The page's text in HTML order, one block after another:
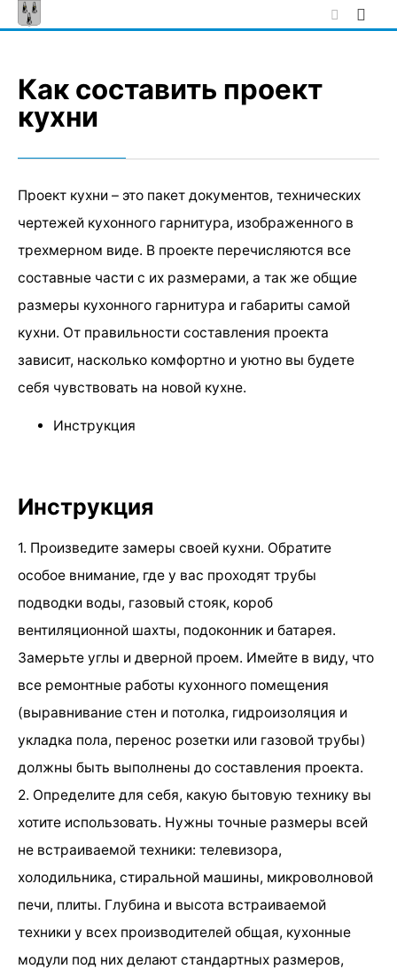
Skip
to
Как составить проект
кухни
Проект кухни – это пакет документов, технических
чертежей кухонного гарнитура, изображенного в
трехмерном виде. В проекте перечисляются все
составные части с их размерами, а так же общие
размеры кухонного гарнитура и габариты самой
кухни. От правильности составления проекта
зависит, насколько комфортно и уютно вы будете
себя чувствовать на новой кухне.
Инструкция
Инструкция
1. Произведите замеры своей кухни. Обратите
особое внимание, где у вас проходят трубы
подводки воды, газовый стояк, короб
вентиляционной шахты, подоконник и батарея.
Замерьте углы и дверной проем. Имейте в виду, что
все ремонтные работы кухонного помещения
(выравнивание стен и потолка, гидроизоляция и
укладка пола, перенос розетки или газовой трубы)
должны быть выполнены до составления проекта.
2. Определите для себя, какую бытовую технику вы
хотите использовать. Нужны точные размеры всей
не встраиваемой техники: телевизора,
холодильника, стиральной машины, микроволновой
печи, плиты. Глубина и высота встраиваемой
техники у всех производителей общая, кухонные
модули под них делают стандартных размеров,